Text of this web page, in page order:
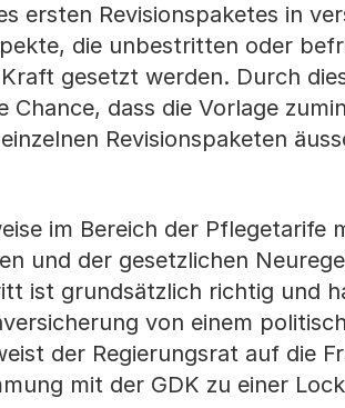
ersten Revisionspaketes in
die unbestritten oder
gesetzt werden. Durch
dass die Vorlage
Revisionspaketen
im Bereich der Pflegetarife
und der gesetzlichen
ist grundsätzlich richtig und
von einem
der Regierungsrat auf die
mit der GDK zu einer